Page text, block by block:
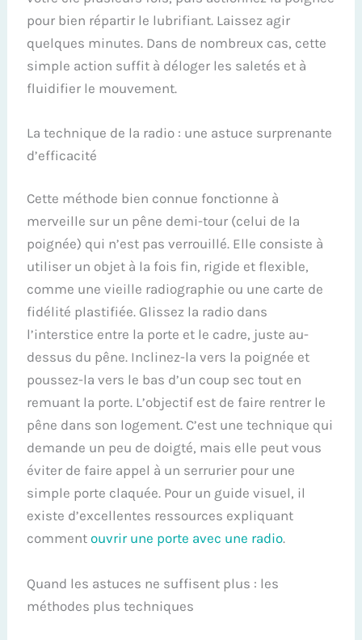
pour bien répartir le lubrifiant. Laissez agir
quelques minutes. Dans de nombreux cas, cette
simple action suffit à déloger les saletés et à
fluidifier le mouvement.
La technique de la radio : une astuce surprenante
d’efficacité
Cette méthode bien connue fonctionne à
merveille sur un pêne demi-tour (celui de la
poignée) qui n’est pas verrouillé. Elle consiste à
utiliser un objet à la fois fin, rigide et flexible,
comme une vieille radiographie ou une carte de
fidélité plastifiée. Glissez la radio dans
l’interstice entre la porte et le cadre, juste au-
dessus du pêne. Inclinez-la vers la poignée et
poussez-la vers le bas d’un coup sec tout en
remuant la porte. L’objectif est de faire rentrer le
pêne dans son logement. C’est une technique qui
demande un peu de doigté, mais elle peut vous
éviter de faire appel à un serrurier pour une
simple porte claquée. Pour un guide visuel, il
existe d’excellentes ressources expliquant
commentouvrir une porte avec une radio.
Quand les astuces ne suffisent plus : les
méthodes plus techniques